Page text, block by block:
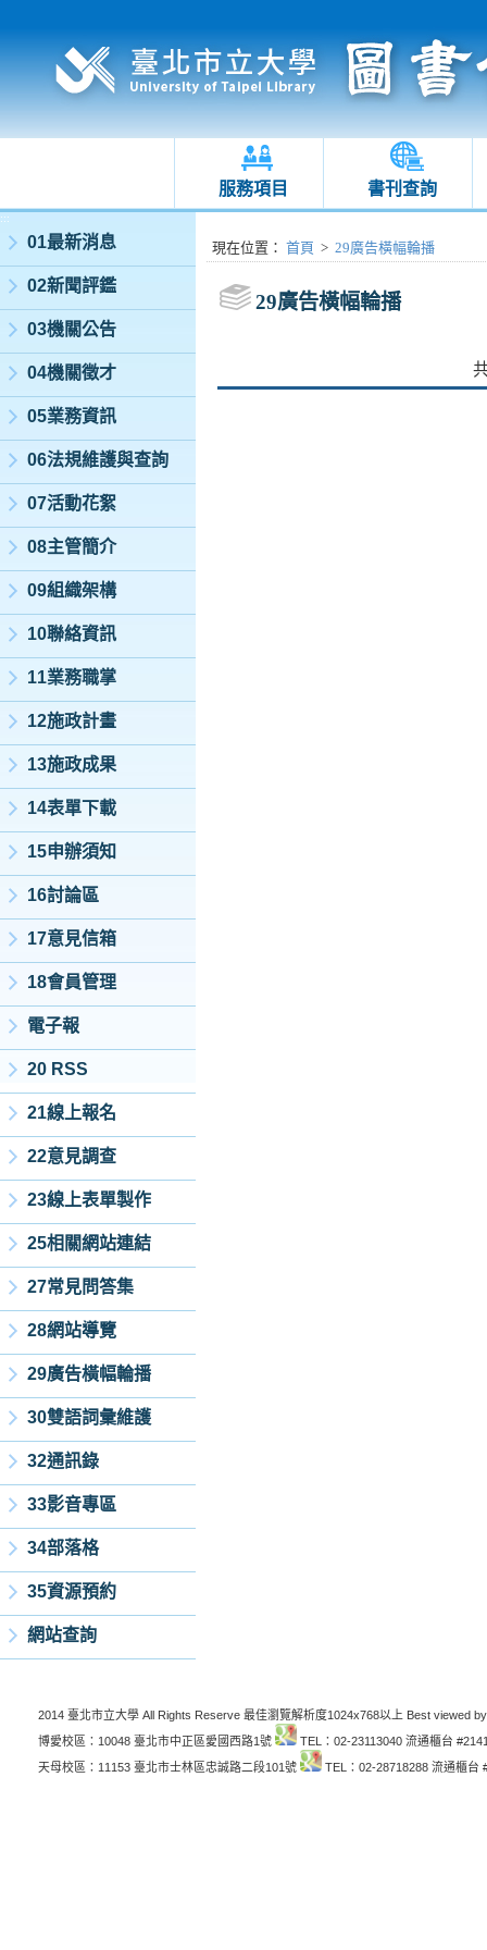
服務項目 書刊查詢
:::
01最新消息
02新聞評鑑
03機關公告
04機關徵才
05業務資訊
06法規維護與查詢
07活動花絮
08主管簡介
09組織架構
10聯絡資訊
11業務職掌
12施政計畫
13施政成果
14表單下載
15申辦須知
16討論區
17意見信箱
18會員管理
電子報
20 RSS
21線上報名
22意見調查
23線上表單製作
25相關網站連結
27常見問答集
28網站導覽
29廣告橫幅輪播
30雙語詞彙維護
32通訊錄
33影音專區
34部落格
35資源預約
網站查詢
:::現在位置 ： 首頁 > 29廣告橫幅輪播
29廣告橫幅輪播
2014 臺北市立大學 All Rights Reserve 最佳瀏覽解析度1024x768以上 Best viewed
博愛校區：10048 臺北市中正區愛國西路1號
TEL：02-23113040 流通櫃台
天母校區：11153 臺北市士林區忠誠路二段101號
TEL：02-28718288 流通櫃台